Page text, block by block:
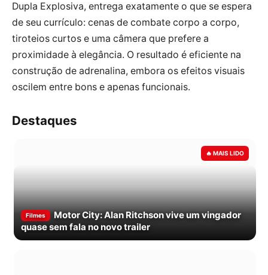
Dupla Explosiva, entrega exatamente o que se espera
de seu currículo: cenas de combate corpo a corpo,
tiroteios curtos e uma câmera que prefere a
proximidade à elegância. O resultado é eficiente na
construção de adrenalina, embora os efeitos visuais
oscilem entre bons e apenas funcionais.
Destaques
Filmes
Motor City: Alan Ritchson vive um vingador
quase sem fala no novo trailer